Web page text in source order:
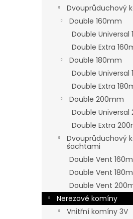
Dvouprůduchový
Double 160mm
Double Universal
Double Extra
Double 180mm
Double Universal
Double Extra
Double 200mm
Double
Double Extra
Dvouprůduchový
šachtami
Double Vent
Double Vent
Double Vent
Nerezové komíny
Vnitřní komíny 3V